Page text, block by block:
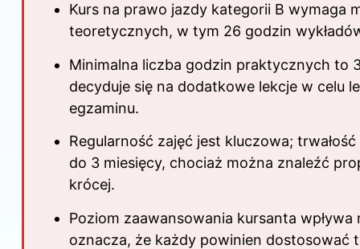
Kurs na prawo jazdy kategorii B wymaga
teoretycznych, w tym 26 godzin
Minimalna liczba godzin praktycznych to
decyduje się na dodatkowe lekcje w celu
egzaminu.
Regularność zajęć jest kluczowa;
do 3 miesięcy, chociaż można znaleźć
krócej.
Poziom zaawansowania kursanta
oznacza, że każdy powinien dostosować